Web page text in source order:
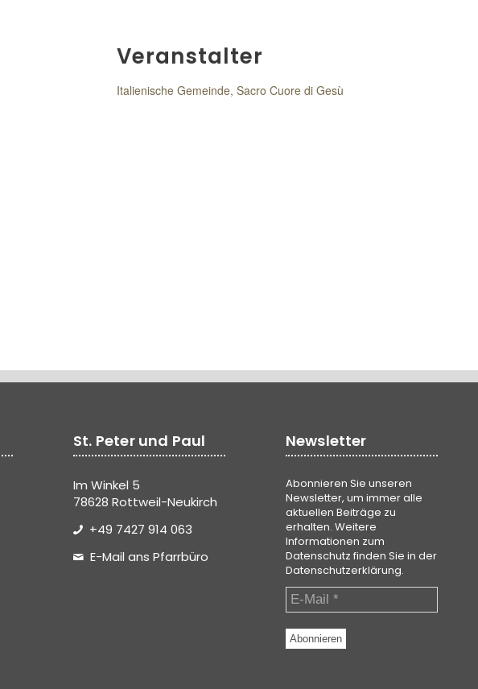
Veranstalter
Italienische Gemeinde, Sacro Cuore di Gesù
St. Peter und Paul
Im Winkel 5
78628 Rottweil-Neukirch
+49 7427 914 063
E-Mail ans Pfarrbüro
Newsletter
Abonnieren Sie unseren
Newsletter, um immer alle
aktuellen Beiträge zu
erhalten. Weitere
Informationen zum
Datenschutz finden Sie in der
Datenschutzerklärung.